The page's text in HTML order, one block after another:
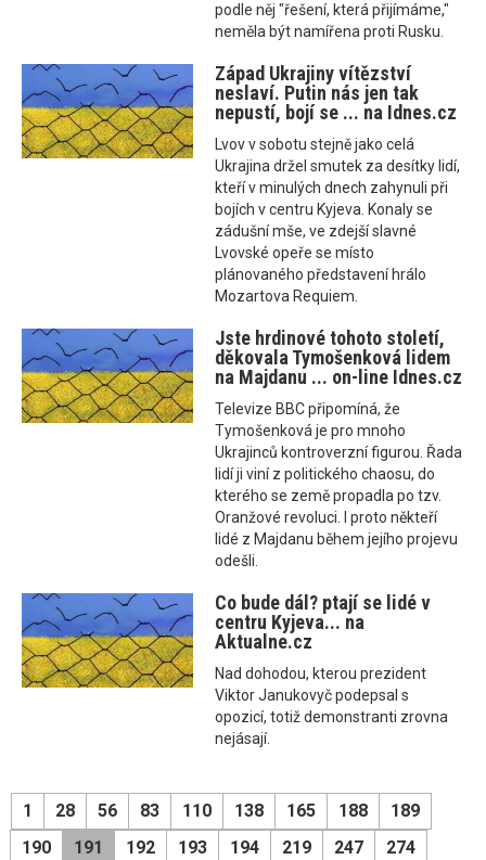
podle něj "řešení, která přijímáme,"
neměla být namířena proti Rusku.
Západ Ukrajiny vítězství
neslaví. Putin nás jen tak
nepustí, bojí se ... na Idnes.cz
Lvov v sobotu stejně jako celá
Ukrajina držel smutek za desítky lidí,
kteří v minulých dnech zahynuli při
bojích v centru Kyjeva. Konaly se
zádušní mše, ve zdejší slavné
Lvovské opeře se místo
plánovaného představení hrálo
Mozartova Requiem.
Jste hrdinové tohoto století,
děkovala Tymošenková lidem
na Majdanu ... on-line Idnes.cz
Televize BBC připomíná, že
Tymošenková je pro mnoho
Ukrajinců kontroverzní figurou. Řada
lidí ji viní z politického chaosu, do
kterého se země propadla po tzv.
Oranžové revoluci. I proto někteří
lidé z Majdanu během jejího projevu
odešli.
Co bude dál? ptají se lidé v
centru Kyjeva... na
Aktualne.cz
Nad dohodou, kterou prezident
Viktor Janukovyč podepsal s
opozicí, totiž demonstranti zrovna
nejásají.
1 28 56 83 110 138 165 188
189
190
191 192 193 194 219 247 274